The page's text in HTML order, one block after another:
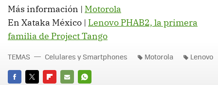
Más información | Motorola
En Xataka México | Lenovo PHAB2, la primera
familia de Project Tango
TEMAS Celulares y Smartphones Motorola Lenovo